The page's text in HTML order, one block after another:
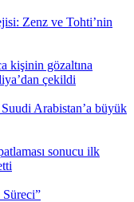
Zenz ve Tohti’nin
kişinin gözaltına
çekildi
Arabistan’a büyük
sonucu ilk